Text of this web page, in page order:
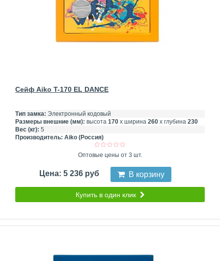
Сейф Aiko T-170 EL DANCE
Тип замка: Электронный кодовый
Размеры внешние (мм): высота 170 х ширина 260 х глубина 230
Вес (кг): 5
Производитель: Aiko (Россия)
Оптовые цены от 3 шт.
Цена: 5 236 руб В корзину
Купить в один клик